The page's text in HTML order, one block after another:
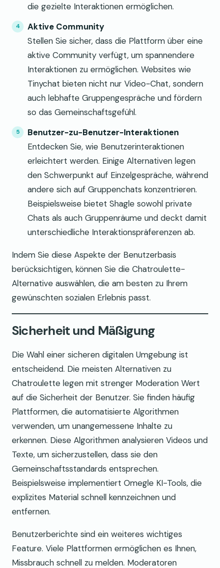
die gezielte Interaktionen ermöglichen.
Aktive Community
Stellen Sie sicher, dass die Plattform über eine
aktive Community verfügt, um spannendere
Interaktionen zu ermöglichen. Websites wie
Tinychat bieten nicht nur Video-Chat, sondern
auch lebhafte Gruppengespräche und fördern
so das Gemeinschaftsgefühl.
Benutzer-zu-Benutzer-Interaktionen
Entdecken Sie, wie Benutzerinteraktionen
erleichtert werden. Einige Alternativen legen
den Schwerpunkt auf Einzelgespräche, während
andere sich auf Gruppenchats konzentrieren.
Beispielsweise bietet Shagle sowohl private
Chats als auch Gruppenräume und deckt damit
unterschiedliche Interaktionspräferenzen ab.
Indem Sie diese Aspekte der Benutzerbasis
berücksichtigen, können Sie die Chatroulette-
Alternative auswählen, die am besten zu Ihrem
gewünschten sozialen Erlebnis passt.
Sicherheit und Mäßigung
Die Wahl einer sicheren digitalen Umgebung ist
entscheidend. Die meisten Alternativen zu
Chatroulette legen mit strenger Moderation Wert
auf die Sicherheit der Benutzer. Sie finden häufig
Plattformen, die automatisierte Algorithmen
verwenden, um unangemessene Inhalte zu
erkennen. Diese Algorithmen analysieren Videos und
Texte, um sicherzustellen, dass sie den
Gemeinschaftsstandards entsprechen.
Beispielsweise implementiert Omegle KI-Tools, die
explizites Material schnell kennzeichnen und
entfernen.
Benutzerberichte sind ein weiteres wichtiges
Feature. Viele Plattformen ermöglichen es Ihnen,
Missbrauch schnell zu melden. Moderatoren